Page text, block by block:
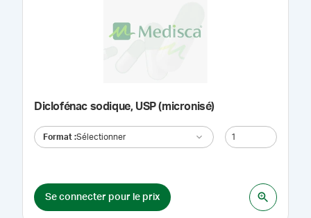
Diclofénac sodique, USP (micronisé)
Format :Sélectionner
Se connecter pour le prix